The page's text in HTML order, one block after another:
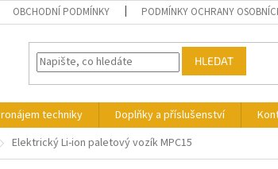
OBCHODNÍ PODMÍNKY PODMÍNKY OCHRANY
HLEDAT
techniky Doplňky a příslušenství
Elektrický Li-ion paletový vozík MPC15